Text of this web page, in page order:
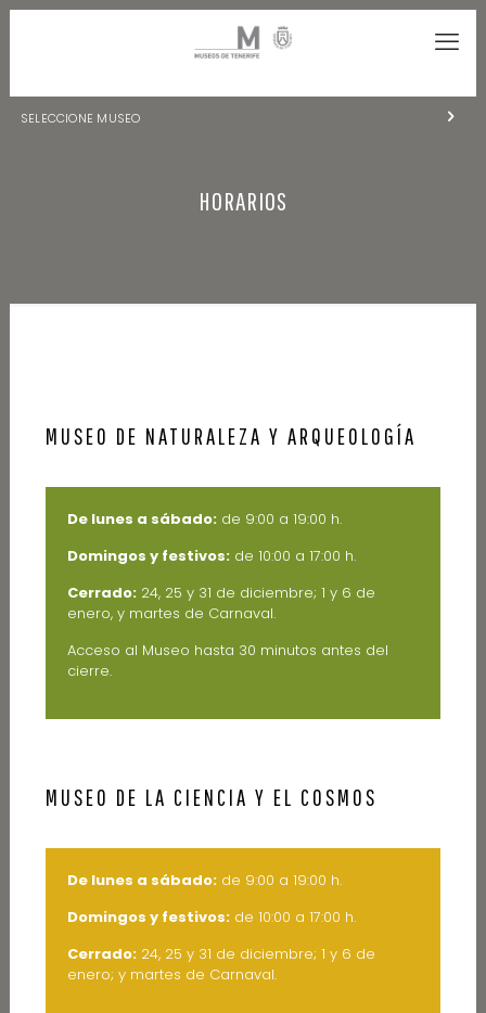
SELECCIONE MUSEO
HORARIOS
MUSEO DE NATURALEZA Y ARQUEOLOGÍA
De lunes a sábado:de 9:00 a 19:00 h.
Domingos y festivos:de 10:00 a 17:00 h.
Cerrado:24, 25 y 31 de diciembre; 1 y 6 de
enero, y martes de Carnaval.
Acceso al Museo hasta 30 minutos antes del
cierre.
MUSEO DE LA CIENCIA Y EL COSMOS
De lunes a sábado:de 9:00 a 19:00 h.
Domingos y festivos:de 10:00 a 17:00 h.
Cerrado:24, 25 y 31 de diciembre; 1 y 6 de
enero; y martes de Carnaval.